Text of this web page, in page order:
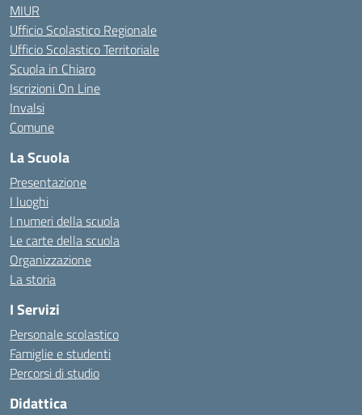
MIUR
Ufficio Scolastico Regionale
Ufficio Scolastico Territoriale
Scuola in Chiaro
Iscrizioni On Line
Invalsi
Comune
La Scuola
Presentazione
I luoghi
I numeri della scuola
Le carte della scuola
Organizzazione
La storia
I Servizi
Personale scolastico
Famiglie e studenti
Percorsi di studio
Didattica